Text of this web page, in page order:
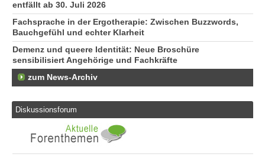
entfällt ab 30. Juli 2026
Fachsprache in der Ergotherapie: Zwischen Buzzwords,
Bauchgefühl und echter Klarheit
Demenz und queere Identität: Neue Broschüre
sensibilisiert Angehörige und Fachkräfte
zum News-Archiv
Diskussionsforum